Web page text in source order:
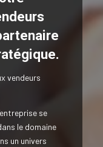
vendeurs
se
le domaine
un univers